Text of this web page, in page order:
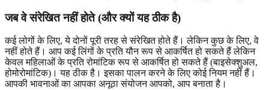
जब वे संरेखित नहीं होते (और क्यों यह ठीक है)
कई लोगों के लिए, ये दोनों पूरी तरह से संरेखित होते हैं। लेकिन कुछ के लिए, वे
नहीं होते हैं। आप कई लिंगों के प्रति यौन रूप से आकर्षित हो सकते हैं लेकिन
केवल महिलाओं के प्रति रोमांटिक रूप से आकर्षित हो सकते हैं (बाइसेक्शुअल,
होमोरोमांटिक)। यह ठीक है। इसका पालन करने के लिए कोई नियम नहीं हैं।
आपकी भावनाओं का आपका अनूठा संयोजन आपको, आप बनाता है।